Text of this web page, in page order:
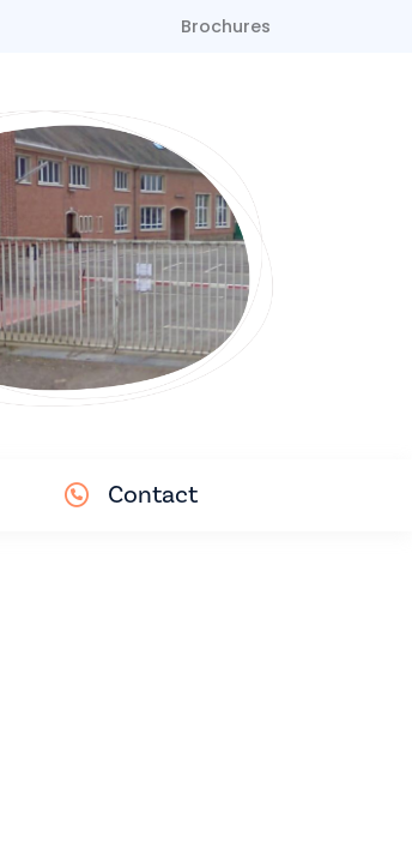
Brochures
Contact